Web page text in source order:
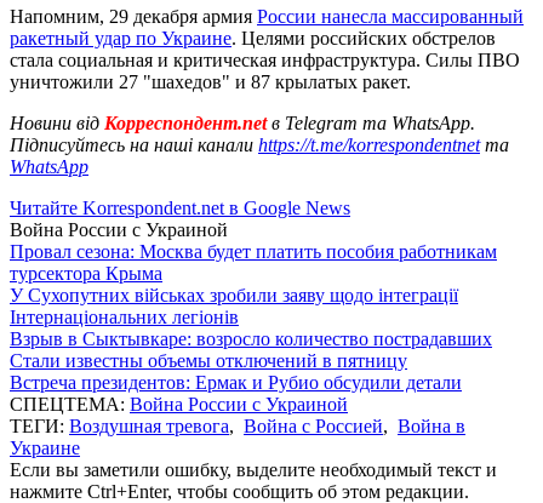
Напомним, 29 декабря армия России нанесла массированный
ракетный удар по Украине. Целями российских обстрелов
стала социальная и критическая инфраструктура. Силы ПВО
уничтожили 27 "шахедов" и 87 крылатых ракет.
Новини від Корреспондент.netв Telegram та WhatsApp.
Підписуйтесь на наші канали https://t.me/korrespondentnetта
WhatsApp
Читайте Korrespondent.net в Google News
Война России с Украиной
Провал сезона: Москва будет платить пособия работникам
турсектора Крыма
У Сухопутних військах зробили заяву щодо інтеграції
Інтернаціональних легіонів
Взрыв в Сыктывкаре: возросло количество пострадавших
Стали известны объемы отключений в пятницу
Встреча президентов: Ермак и Рубио обсудили детали
СПЕЦТЕМА: Война России с Украиной
ТЕГИ: Воздушная тревога, Война с Россией, Война в
Украине
Если вы заметили ошибку, выделите необходимый текст и
нажмите Ctrl+Enter, чтобы сообщить об этом редакции.